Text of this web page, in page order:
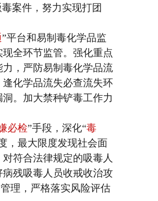
毒案件，努力实现打团
”平台和易制毒化学品监
全环节监管。强化重点
，严防易制毒化学品流
化学品流失必查流失环
。加大禁种铲毒工作力
必检”手段，深化“毒
，最大限度发现社会面
符合法律规定的吸毒人
残吸毒人员收戒收治攻
理，严格落实风险评估